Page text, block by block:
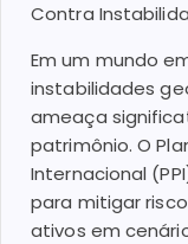
Contra
Em um mundo
instabilidades
ameaça
patrimônio. O
Internacional
para mitigar
ativos em